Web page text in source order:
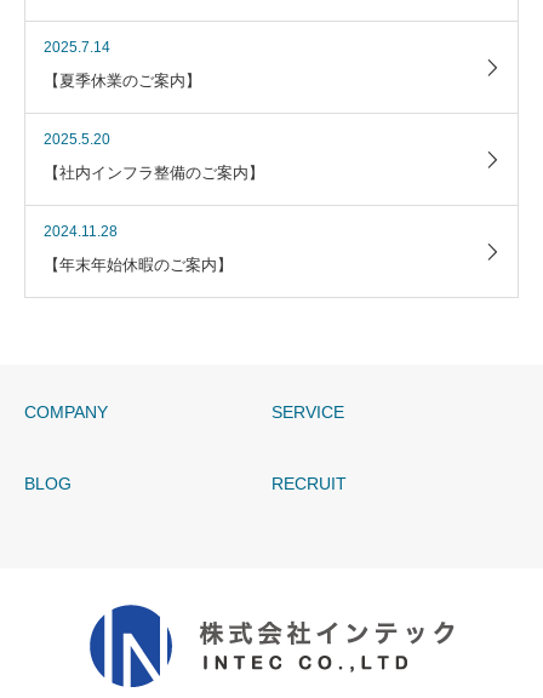
2025.7.14
【夏季休業のご案内】
2025.5.20
【社内インフラ整備のご案内】
2024.11.28
【年末年始休暇のご案内】
COMPANY SERVICE
BLOG RECRUIT